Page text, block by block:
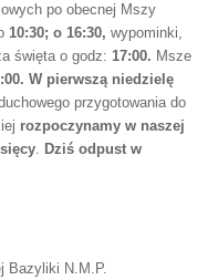
po obecnej Mszy
10:30; o 16:30, wypominki,
święta o godz: 17:00. Msze
W pierwszą niedzielę
przygotowania do
rozpoczynamy w naszej
.
Dziś odpust w
Bazyliki N.M.P.